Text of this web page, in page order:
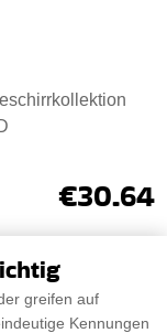
€30.64
greifen auf
Kennungen